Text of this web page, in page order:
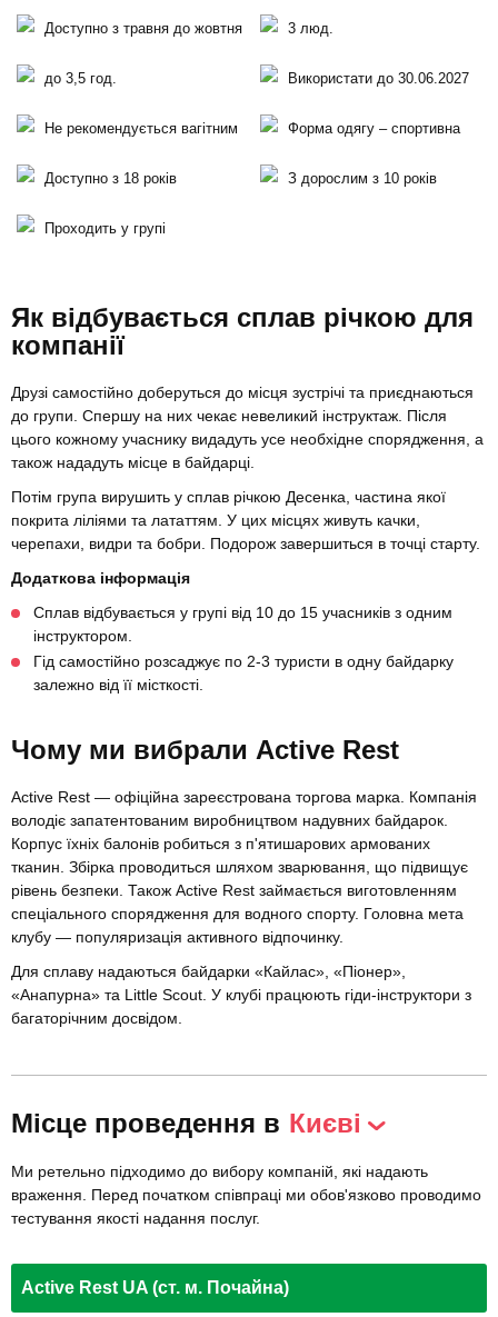
Доступно з травня до жовтня 3 люд.
до 3,5 год. Використати до 30.06.2027
Не рекомендується вагітним Форма одягу – спортивна
Доступно з 18 років З дорослим з 10 років
Проходить у групі
Як відбувається сплав річкою для
компанії
Друзі самостійно доберуться до місця зустрічі та приєднаються
до групи. Спершу на них чекає невеликий інструктаж. Після
цього кожному учаснику видадуть усе необхідне спорядження, а
також нададуть місце в байдарці.
Потім група вирушить у сплав річкою Десенка, частина якої
покрита ліліями та лататтям. У цих місцях живуть качки,
черепахи, видри та бобри. Подорож завершиться в точці старту.
Додаткова інформація
Сплав відбувається у групі від 10 до 15 учасників з одним
інструктором.
Гід самостійно розсаджує по 2-3 туристи в одну байдарку
залежно від її місткості.
Чому ми вибрали Active Rest
Active Rest — офіційна зареєстрована торгова марка. Компанія
володіє запатентованим виробництвом надувних байдарок.
Корпус їхніх балонів робиться з п'ятишарових армованих
тканин. Збірка проводиться шляхом зварювання, що підвищує
рівень безпеки. Також Active Rest займається виготовленням
спеціального спорядження для водного спорту. Головна мета
клубу — популяризація активного відпочинку.
Для сплаву надаються байдарки «Кайлас», «Піонер»,
«Анапурна» та Little Scout. У клубі працюють гіди-інструктори з
багаторічним досвідом.
Місце проведення в Києві
Ми ретельно підходимо до вибору компаній, які надають
враження. Перед початком співпраці ми обов'язково проводимо
тестування якості надання послуг.
Active Rest UA (ст. м. Почайна)